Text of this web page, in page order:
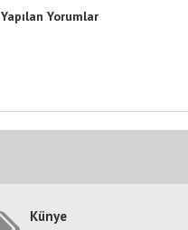
Yapılan Yorumlar
Künye